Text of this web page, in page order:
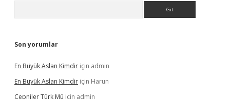
Son yorumlar
En Büyük Aslan Kimdir için admin
En Büyük Aslan Kimdir için Harun
Çepniler Türk Mü için admin